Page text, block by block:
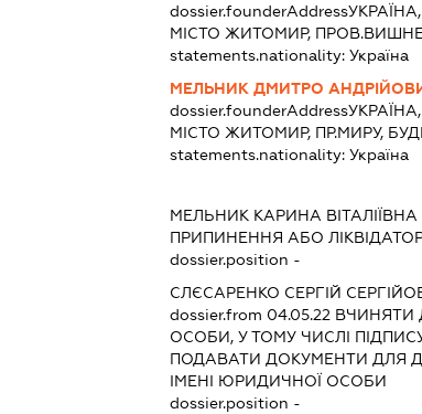
dossier.founderAddress
МІСТО ЖИТОМИР,
statements.nationality: Україна
МЕЛЬНИК ДМИТРО
dossier.founderAddress
МІСТО ЖИТОМИР, ПР.МИРУ,
statements.nationality: Україна
МЕЛЬНИК КАРИНА ВІТАЛІЇВНА
ПРИПИНЕННЯ АБО
dossier.position -
СЛЄСАРЕНКО СЕРГІЙ
dossier.from 04.05.22 ВЧИНЯТИ
ОСОБИ, У ТОМУ ЧИСЛІ
ПОДАВАТИ ДОКУМЕНТИ ДЛЯ
ІМЕНІ ЮРИДИЧНОЇ ОСОБИ
dossier.position -